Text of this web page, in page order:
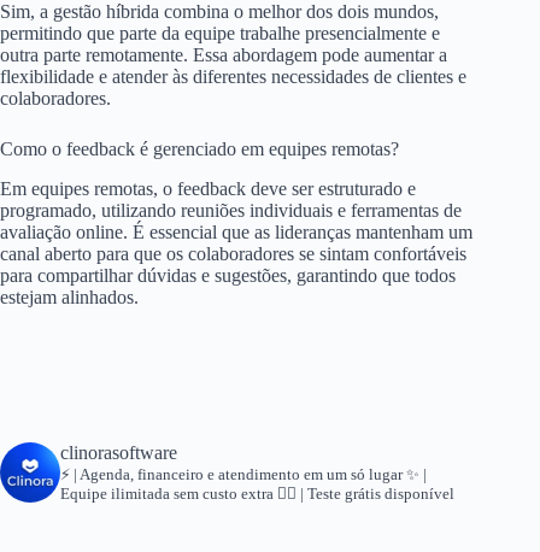
Sim, a gestão híbrida combina o melhor dos dois mundos,
permitindo que parte da equipe trabalhe presencialmente e
outra parte remotamente. Essa abordagem pode aumentar a
flexibilidade e atender às diferentes necessidades de clientes e
colaboradores.
Como o feedback é gerenciado em equipes remotas?
Em equipes remotas, o feedback deve ser estruturado e
programado, utilizando reuniões individuais e ferramentas de
avaliação online. É essencial que as lideranças mantenham um
canal aberto para que os colaboradores se sintam confortáveis
para compartilhar dúvidas e sugestões, garantindo que todos
estejam alinhados.
clinorasoftware
⚡ | Agenda, financeiro e atendimento em um só lugar✨ |
Equipe ilimitada sem custo extra 👇🏻 | Teste grátis disponível